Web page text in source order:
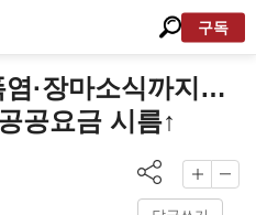
구독
·장마소식까지…
공요금 시름↑